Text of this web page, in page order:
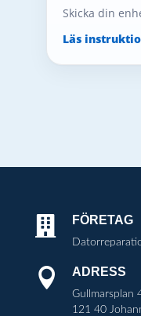
Skicka din
Läs
 FÖRETAG
 ADRESS
Gullmarsplan
121 40